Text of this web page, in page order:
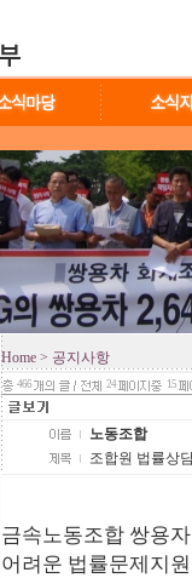
Home > 공지사항
466 24 15
노동조합
조합원 법률상
금속노동조합 쌍용
어려운 법률문제지